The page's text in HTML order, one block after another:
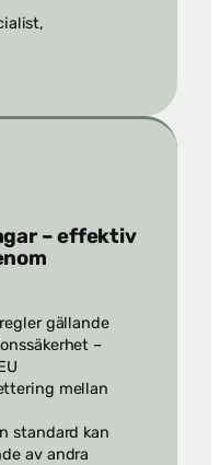
– effektiv
gällande
–
mellan
standard kan
av andra